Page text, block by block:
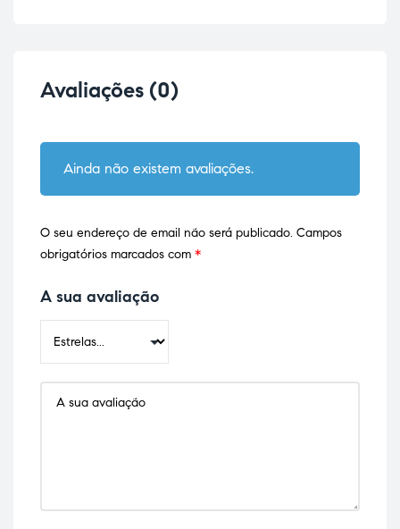
Avaliações (0)
Ainda não existem avaliações.
O seu endereço de email não será publicado. Campos
obrigatórios marcados com *
A sua avaliação